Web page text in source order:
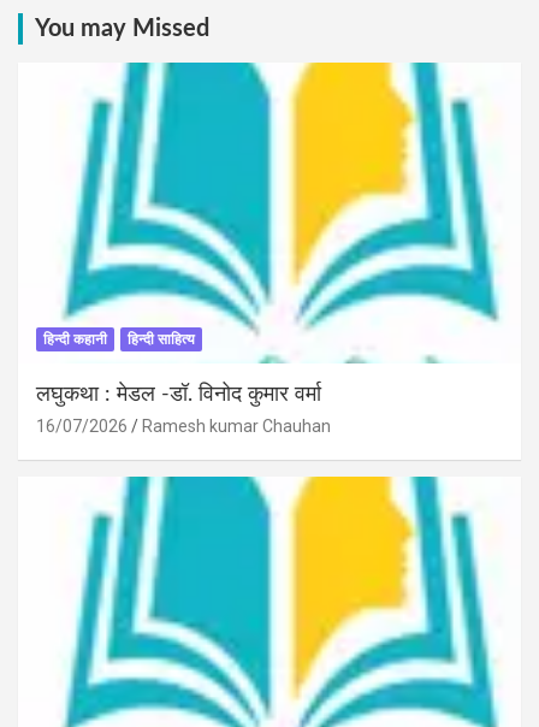
You may Missed
हिन्दी कहानी हिन्दी साहित्य
लघुकथा : मेडल -डॉ. विनोद कुमार वर्मा
16/07/2026 Ramesh kumar Chauhan